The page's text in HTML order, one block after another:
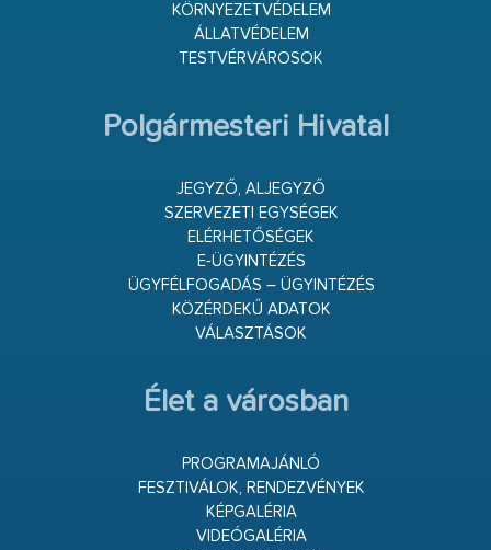
KÖRNYEZETVÉDELEM
ÁLLATVÉDELEM
TESTVÉRVÁROSOK
Polgármesteri Hivatal
JEGYZŐ, ALJEGYZŐ
SZERVEZETI EGYSÉGEK
ELÉRHETŐSÉGEK
E-ÜGYINTÉZÉS
ÜGYFÉLFOGADÁS – ÜGYINTÉZÉS
KÖZÉRDEKŰ ADATOK
VÁLASZTÁSOK
Élet a városban
PROGRAMAJÁNLÓ
FESZTIVÁLOK, RENDEZVÉNYEK
KÉPGALÉRIA
VIDEÓGALÉRIA